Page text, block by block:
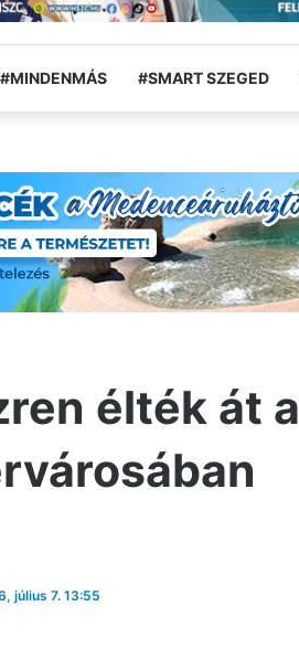
#MINDENMÁS #SMART SZEGED
élték át a
július 7. 13:55